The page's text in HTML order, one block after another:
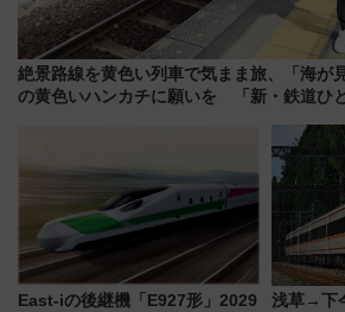
絶景路線を黄色い列車で気まま旅、「海が
の黄色いハンカチに願いを 「新・鉄道ひ
East-iの後継機「E927形」2029
浅草→下